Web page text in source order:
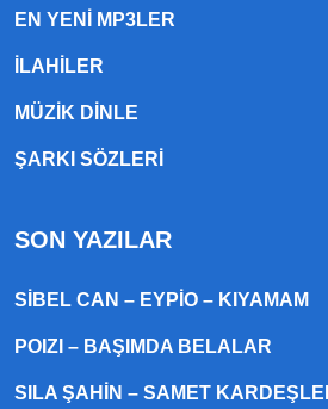
EN YENI MP3LER
ILAHILER
MÜZIK DINLE
ŞARKI SÖZLERI
SON YAZILAR
SIBEL CAN – EYPIO – KIYAMAM
POIZI – BAŞIMDA BELALAR
SILA ŞAHIN – SAMET